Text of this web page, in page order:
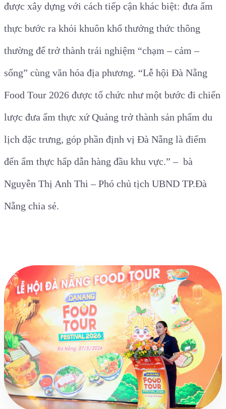
được xây dựng với cách tiếp cận khác biệt: đưa ẩm
thực bước ra khỏi khuôn khổ thưởng thức thông
thường để trở thành trải nghiệm “chạm – cảm –
sống” cùng văn hóa địa phương. “Lễ hội Đà Nẵng
Food Tour 2026 được tổ chức như một bước đi chiến
lược đưa ẩm thực xứ Quảng trở thành sản phẩm du
lịch đặc trưng, góp phần định vị Đà Nẵng là điểm
đến ẩm thực hấp dẫn hàng đầu khu vực.” – bà
Nguyễn Thị Anh Thi – Phó chủ tịch UBND TP.Đà
Nẵng chia sẻ.